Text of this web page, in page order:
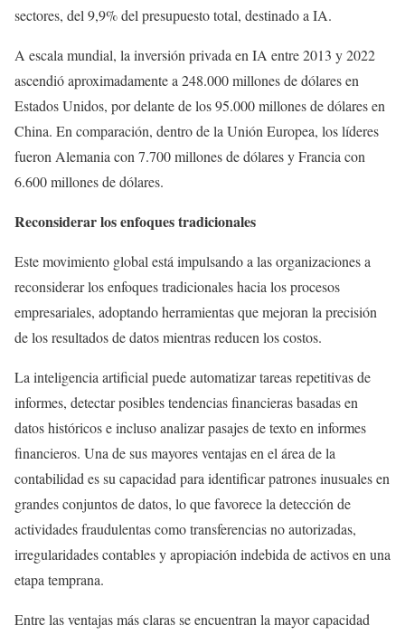
sectores, del 9,9% del presupuesto total, destinado a IA.
A escala mundial, la inversión privada en IA entre 2013 y 2022
ascendió aproximadamente a 248.000 millones de dólares en
Estados Unidos, por delante de los 95.000 millones de dólares en
China. En comparación, dentro de la Unión Europea, los líderes
fueron Alemania con 7.700 millones de dólares y Francia con
6.600 millones de dólares.
Reconsiderar los enfoques tradicionales
Este movimiento global está impulsando a las organizaciones a
reconsiderar los enfoques tradicionales hacia los procesos
empresariales, adoptando herramientas que mejoran la precisión
de los resultados de datos mientras reducen los costos.
La inteligencia artificial puede automatizar tareas repetitivas de
informes, detectar posibles tendencias financieras basadas en
datos históricos e incluso analizar pasajes de texto en informes
financieros. Una de sus mayores ventajas en el área de la
contabilidad es su capacidad para identificar patrones inusuales en
grandes conjuntos de datos, lo que favorece la detección de
actividades fraudulentas como transferencias no autorizadas,
irregularidades contables y apropiación indebida de activos en una
etapa temprana.
Entre las ventajas más claras se encuentran la mayor capacidad